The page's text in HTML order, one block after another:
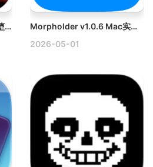
Fallen Knight v4.3.2 Mac堕落骑士
Morpholder v1.0.6 Mac实用工具破解版
2026-05-01